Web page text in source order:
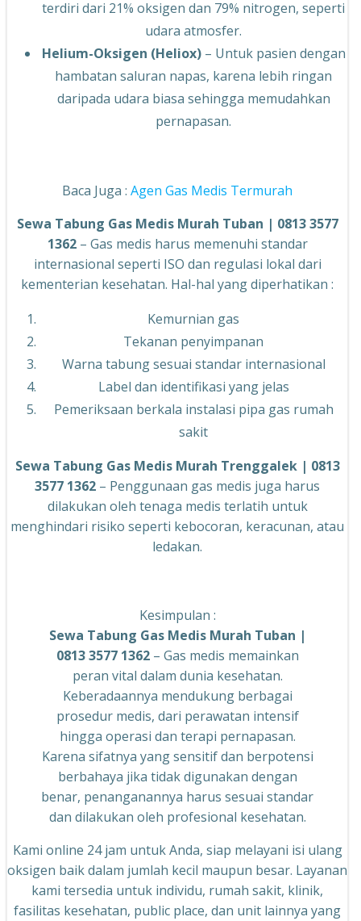
terdiri dari 21% oksigen dan 79% nitrogen, seperti
udara atmosfer.
Helium-Oksigen (Heliox)– Untuk pasien dengan
hambatan saluran napas, karena lebih ringan
daripada udara biasa sehingga memudahkan
pernapasan.
Baca Juga : Agen Gas Medis Termurah
Sewa Tabung Gas Medis Murah Tuban | 0813 3577
1362 – Gas medis harus memenuhi standar
internasional seperti ISO dan regulasi lokal dari
kementerian kesehatan. Hal-hal yang diperhatikan :
Kemurnian gas
Tekanan penyimpanan
Warna tabung sesuai standar internasional
Label dan identifikasi yang jelas
Pemeriksaan berkala instalasi pipa gas rumah
sakit
Sewa Tabung Gas Medis Murah Trenggalek | 0813
3577 1362 – Penggunaan gas medis juga harus
dilakukan oleh tenaga medis terlatih untuk
menghindari risiko seperti kebocoran, keracunan, atau
ledakan.
Kesimpulan :
Sewa Tabung Gas Medis Murah Tuban |
0813 3577 1362 – Gas medis memainkan
peran vital dalam dunia kesehatan.
Keberadaannya mendukung berbagai
prosedur medis, dari perawatan intensif
hingga operasi dan terapi pernapasan.
Karena sifatnya yang sensitif dan berpotensi
berbahaya jika tidak digunakan dengan
benar, penanganannya harus sesuai standar
dan dilakukan oleh profesional kesehatan.
Kami online 24 jam untuk Anda, siap melayani isi ulang
oksigen baik dalam jumlah kecil maupun besar. Layanan
kami tersedia untuk individu, rumah sakit, klinik,
fasilitas kesehatan, public place, dan unit lainnya yang